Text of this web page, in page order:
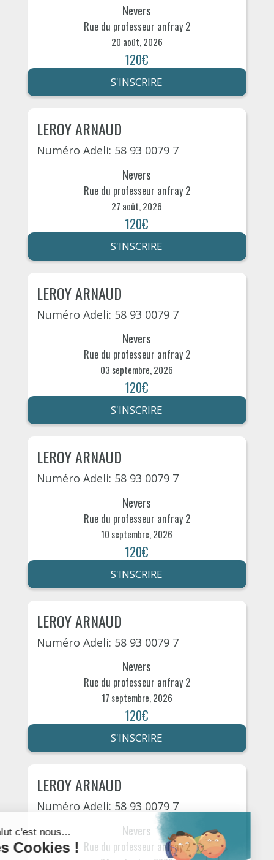
Nevers
Rue du professeur anfray 2
20 août, 2026
120€
S'INSCRIRE
LEROY ARNAUD
Numéro Adeli: 58 93 0079 7
Nevers
Rue du professeur anfray 2
27 août, 2026
120€
S'INSCRIRE
LEROY ARNAUD
Numéro Adeli: 58 93 0079 7
Nevers
Rue du professeur anfray 2
03 septembre, 2026
120€
S'INSCRIRE
LEROY ARNAUD
Numéro Adeli: 58 93 0079 7
Nevers
Rue du professeur anfray 2
10 septembre, 2026
120€
S'INSCRIRE
LEROY ARNAUD
Numéro Adeli: 58 93 0079 7
Nevers
Rue du professeur anfray 2
17 septembre, 2026
120€
S'INSCRIRE
LEROY ARNAUD
Numéro Adeli: 58 93 0079 7
Nevers
Rue du professeur anfray 2